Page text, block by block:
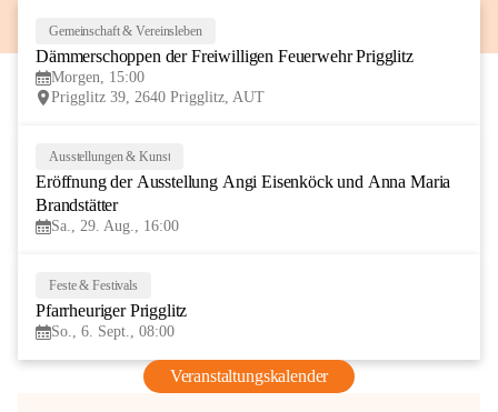
Gemeinschaft & Vereinsleben
Dämmerschoppen der Freiwilligen Feuerwehr Prigglitz
Morgen, 15:00
Prigglitz 39, 2640 Prigglitz, AUT
AUG
Ausstellungen & Kunst
Eröffnung der Ausstellung Angi Eisenköck und Anna Maria
Brandstätter
Sa., 29. Aug., 16:00
Feste & Festivals
Pfarrheuriger Prigglitz
So., 6. Sept., 08:00
Veranstaltungskalender